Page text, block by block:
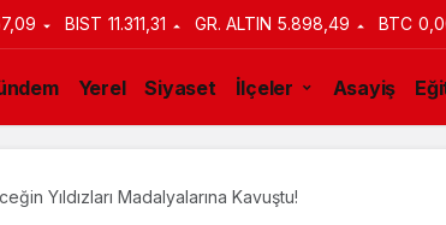
BIST 11.311,31 GR. ALTIN 5.898,49 BTC
Yerel Siyaset İlçeler Asayiş
Yıldızları Madalyalarına Kavuştu!